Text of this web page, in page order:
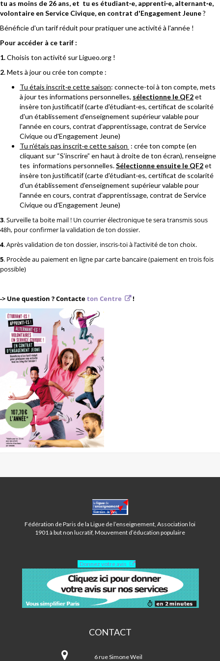
tu as moins de 26 ans, et tu es étudiant·e, apprenti·e, alternant·e,
volontaire en Service Civique, en contrat d'Engagement Jeune?
Bénéficie d'un tarif réduit pour pratiquer une activité à l'année !
Pour accéder à ce tarif :
1.Choisis ton activité sur Ligueo.org !
2. Mets à jour ou crée ton compte :
Tu étais inscrit·e cette saison: connecte-toi à ton compte, mets
à jour tes informations personnelles, sélectionne le QF2et
insère ton justificatif (carte d'étudiant·es, certificat de scolarité
d'un établissement d'enseignement supérieur valable pour
l'année en cours, contrat d'apprentissage, contrat de Service
Civique ou d'Engagement Jeune)
Tu n'étais pas inscrit·e cette saison : crée ton compte (en
cliquant sur “S’inscrire” en haut à droite de ton écran), renseigne
tes informations personnelles.Sélectionne ensuite le QF2et
insère ton justificatif (carte d'étudiant·es, certificat de scolarité
d'un établissement d'enseignement supérieur valable pour
l'année en cours, contrat d'apprentissage, contrat de Service
Civique ou d'Engagement Jeune)
3. Surveille ta boite mail ! Un courrier électronique te sera transmis sous
48h, pour confirmer la validation de ton dossier.
4. Après validation de ton dossier, inscris-toi à l’activité de ton choix.
5. Procède au paiement en ligne par carte bancaire (paiement en trois fois
possible)
-> Une question ? Contacteton Centre !
CENTRE
BAUDRICOURT-
PARIS
13ÈME
Fédération de Paris de la Ligue de l’enseignement, Association loi
1901 à but non lucratif, Mouvement d’éducation populaire
Donnez votre avis
CONTACT
Baudricourt-
6 rue Simone Weil